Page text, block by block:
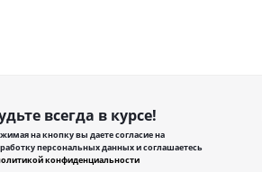
всегда в курсе!
на кнопку вы даете согласие на
персональных данных и соглашаетесь
конфиденциальности